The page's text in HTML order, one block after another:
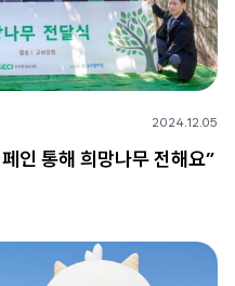
2024.12.05
인 통해 희망나무 전해요”